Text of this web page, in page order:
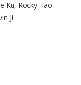
Ku, Rocky Hao
Ji